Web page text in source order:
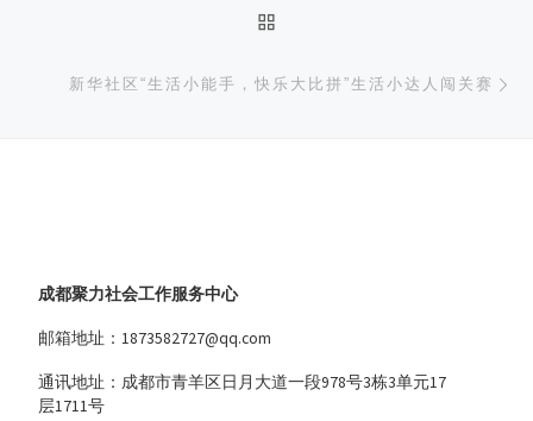
新华社区“生活小能手，快乐大比拼”生活小达人闯关赛
成都聚力社会工作服务中心
邮箱地址：1873582727@qq.com
通讯地址：成都市青羊区日月大道一段978号3栋3单元17
层1711号